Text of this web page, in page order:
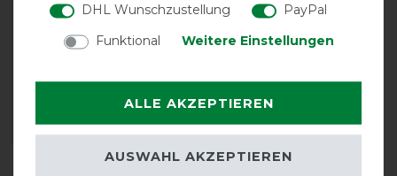
Schulterschutz - navy
ARTIKEL MERKEN
DHL Wunschzustellung
PayPal
Funktional
Weitere Einstellungen
ALLE AKZEPTIEREN
AUSWAHL AKZEPTIEREN